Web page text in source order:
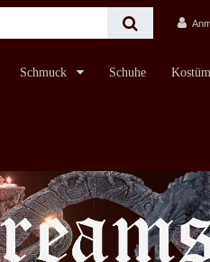
Schmuck Schuhe